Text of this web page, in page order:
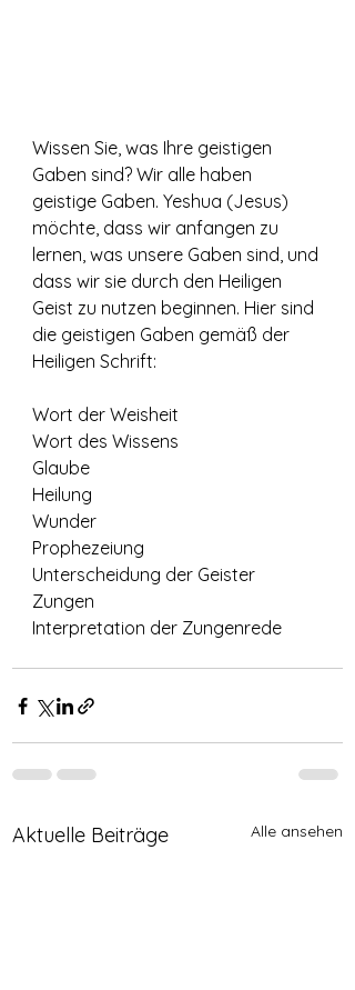
Wissen Sie, was Ihre geistigen
Gaben sind? Wir alle haben
geistige Gaben. Yeshua (Jesus)
möchte, dass wir anfangen zu
lernen, was unsere Gaben sind, und
dass wir sie durch den Heiligen
Geist zu nutzen beginnen. Hier sind
die geistigen Gaben gemäß der
Heiligen Schrift:
Wort der Weisheit
Wort des Wissens
Glaube
Heilung
Wunder
Prophezeiung
Unterscheidung der Geister
Zungen
Interpretation der Zungenrede
Aktuelle Beiträge Alle ansehen